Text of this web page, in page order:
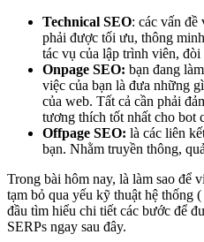
Technical SEO: các vấn đề
phải được tối ưu, thông
tác vụ của lập trình viên,
Onpage SEO: bạn đang
việc của bạn là đưa những
của web. Tất cả cần phải
tương thích tốt nhất cho bot
Offpage SEO: là các liên
bạn. Nhằm truyền thông,
Trong bài hôm nay, là làm sao để
tạm bỏ qua yếu kỹ thuật hệ thống
đầu tìm hiểu chi tiết các bước để
SERPs ngay sau đây.